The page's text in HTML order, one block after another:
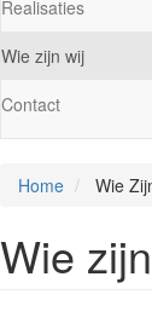
Realisaties
Wie zijn wij
Contact
Home Wie
Wie